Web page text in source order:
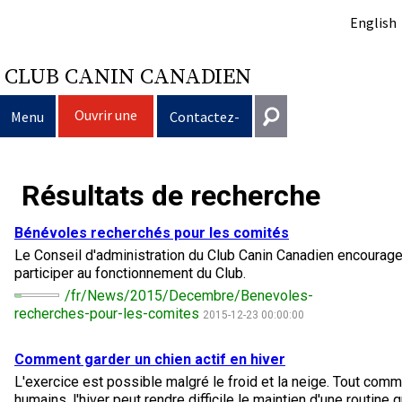
English
CLUB CANIN CANADIEN
Menu Ouvrir une Contactez-
Décision d’acheter un chien
Le choix d’une race
Tous les chiens
Trouver un éleveur responsable
Propriété responsable
Programme Bon voisin canin du CCC
Je veux faire tester mon chien
Éducation
Assurance vétérinaire
Clubs
Création d'un club
Ressources pour les clubs
Élevage
Standards de race du CCC
Événements
information@ckc.ca
416-675-5511
Sans frais 1-855-364-7252
5397 Eglinton Avenue W.
Bureau 101
Etobicoke (Ontario)
Connexion
J'ai oublié mon nom d'utilisateur
J'ai oublié mon mot de passe
Résultats de recherche
Bénévoles recherchés pour les comités
Le Conseil d'administration du Club Canin Canadien
participer au fonctionnement du Club.
/fr/News/2015/Decembre/Benevoles-
recherches-pour-les-comites 2015-12-23 00:00:00
Comment garder un chien actif en hiver
L'exercice est possible malgré le froid et la neige. Tout